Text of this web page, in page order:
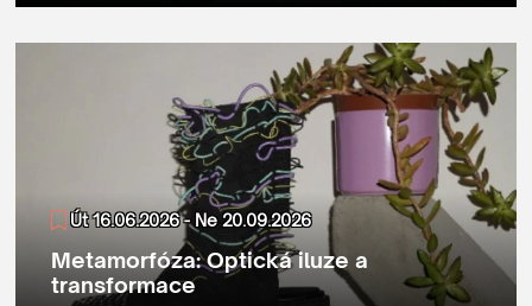
Út 16.06.2026 - Ne 20.09.2026
Metamorfóza: Optická iluze a
transformace